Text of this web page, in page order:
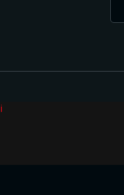
i